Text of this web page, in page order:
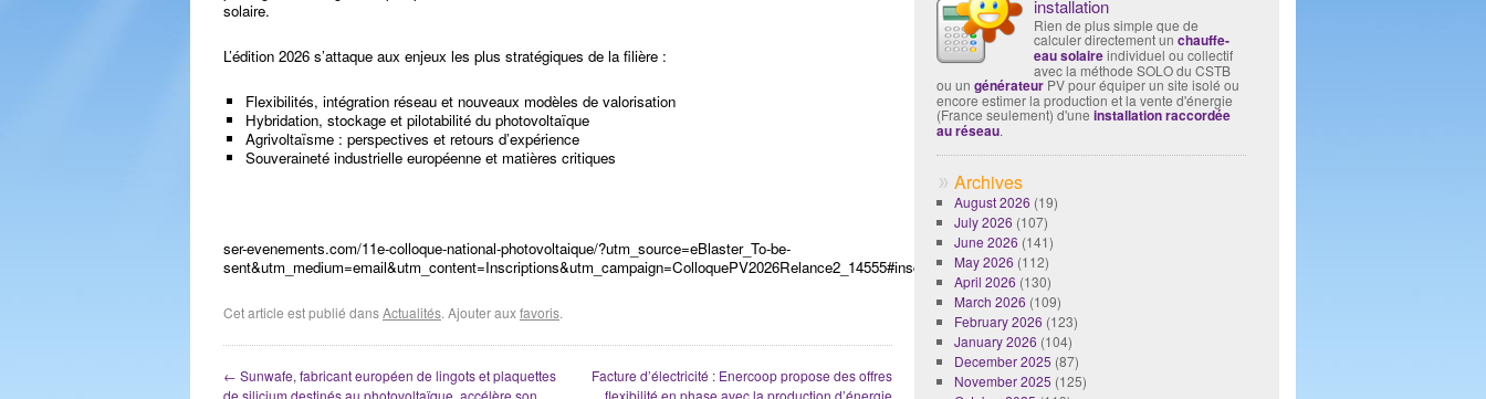
solaire.
L’édition 2026 s’attaque aux enjeux les plus stratégiques de la filière :
Flexibilités, intégration réseau et nouveaux modèles de valorisation
Hybridation, stockage et pilotabilité du photovoltaïque
Agrivoltaïsme : perspectives et retours d’expérience
Souveraineté industrielle européenne et matières critiques
ser-evenements.com/11e-colloque-national-photovoltaique/?utm_source=eBlaster_To-be-
sent&utm_medium=email&utm_content=Inscriptions&utm_campaign=ColloquePV2026Relance2_14555#inscriptions
Cet article est publié dansActualités. Ajouter auxfavoris.
← Sunwafe, fabricant européen de lingots et plaquettes
de silicium destinés au photovoltaïque, accélère son
Facture d’électricité : Enercoop propose des offres
flexibilité en phase avec la production d’énergie
installation
Rien de plus simple que de
calculer directement un chauffe-
eau solaireindividuel ou collectif
avec la méthode SOLO du CSTB
ou un générateur PV pour équiper un site isolé ou
encore estimer la production et la vente d'énergie
(France seulement) d'une installation raccordée
au réseau.
Archives
August 2026 (19)
July 2026 (107)
June 2026 (141)
May 2026 (112)
April 2026 (130)
March 2026 (109)
February 2026 (123)
January 2026 (104)
December 2025 (87)
November 2025 (125)